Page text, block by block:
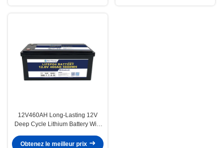
12V460AH Long-Lasting 12V
Deep Cycle Lithium Battery With
Impedance
Obtenez le meilleur prix